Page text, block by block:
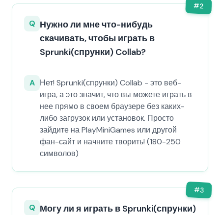
#2
Q Нужно ли мне что-нибудь
скачивать, чтобы играть в
Sprunki(спрунки) Collab?
A Нет! Sprunki(спрунки) Collab - это веб-
игра, а это значит, что вы можете играть в
нее прямо в своем браузере без каких-
либо загрузок или установок. Просто
зайдите на PlayMiniGames или другой
фан-сайт и начните творить! (180-250
символов)
#3
Q Могу ли я играть в Sprunki(спрунки)